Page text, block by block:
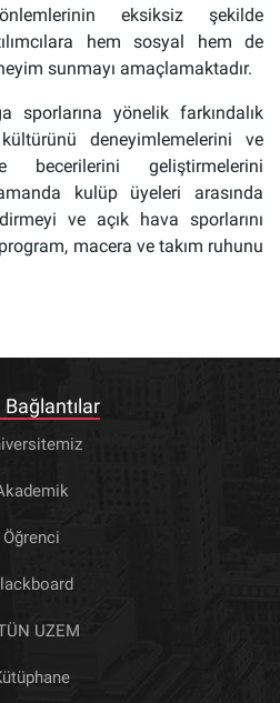
eksiksiz şekilde
hem sosyal hem de
sunmayı amaçlamaktadır.
sporlarına yönelik farkındalık
deneyimlemelerini ve
geliştirmelerini
kulüp üyeleri arasında
ve açık hava sporlarını
macera ve takım ruhunu
Bağlantılar
Öğrenci
UZEM